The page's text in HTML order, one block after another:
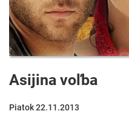
Asijina voľba
Piatok 22.11.2013